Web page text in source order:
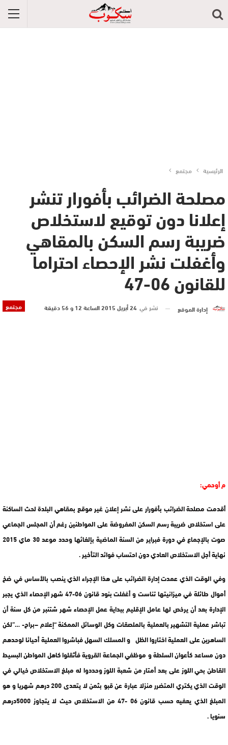
الرئيسية مجتمع
مصلحة الضرائب بأفورار تنشر
إعلانا دون توقيع لاستخلاص
ضريبة رسم السكن بالمقاهي
وأغفلت نشر الإحصاء احتراما
للقانون 06-47
مجتمع إدارة الموقع نشر في 24 أبريل 2015 الساعة 12 و 56 دقيقة
م أوحمي:
أقدمت مصلحة الضرائب بأفورار على نشر إعلان غير موقع بمقاهي البلدة لحث الساكنة
على استخلاص ضريبة رسم السكن المفروضة على المواطنين رغم أن المجلس الجماعي
صوت بالإجماع في دورة فبراير من السنة الماضية بإلغائها وحدد موعد 30 ماي 2015
نهاية أجل الاستخلاص العادي دون احتساب فوائد التأخير .
وفي الوقت الذي عمدت إدارة الضرائب على هذا الإجراء الذي ينصب بالأساس في ضخ
أموال طائلة في ميزانيتها تناست و أغفلت بنود قانون 06-47 شهر الإحصاء الذي يجبر
الإدارة بعد أن يرخص لها عامل الإقليم ببداية عمل الإحصاء شهر شتنبر من كل سنة أن
تباشر عملية التشهير بالعملية بالملصقات وكل الوسائل الممكنة “إعلام –براح- …”لكن
الساهرين على العملية اختاروا الظل و المسلك السهل فباشروا العملية أحيانا لوحدهم
دون مساعد كأعوان السلطة و موظفي الجماعة القروية فأثقلوا كاهل المواطن البسيط
القاطن بحي اللوز على بعد أمتار من شعبة اللوز وحددوا له مبلغ الاستخلاص خيالي في
الوقت الذي يكتري المتضرر منزلا عبارة عن قبو بثمن لا يتعدى 200 درهم شهريا و هو
المبلغ الذي يعفيه حسب قانون 06 -47 من الاستخلاص حيث لا يتجاوز 5000درهم
سنويا .